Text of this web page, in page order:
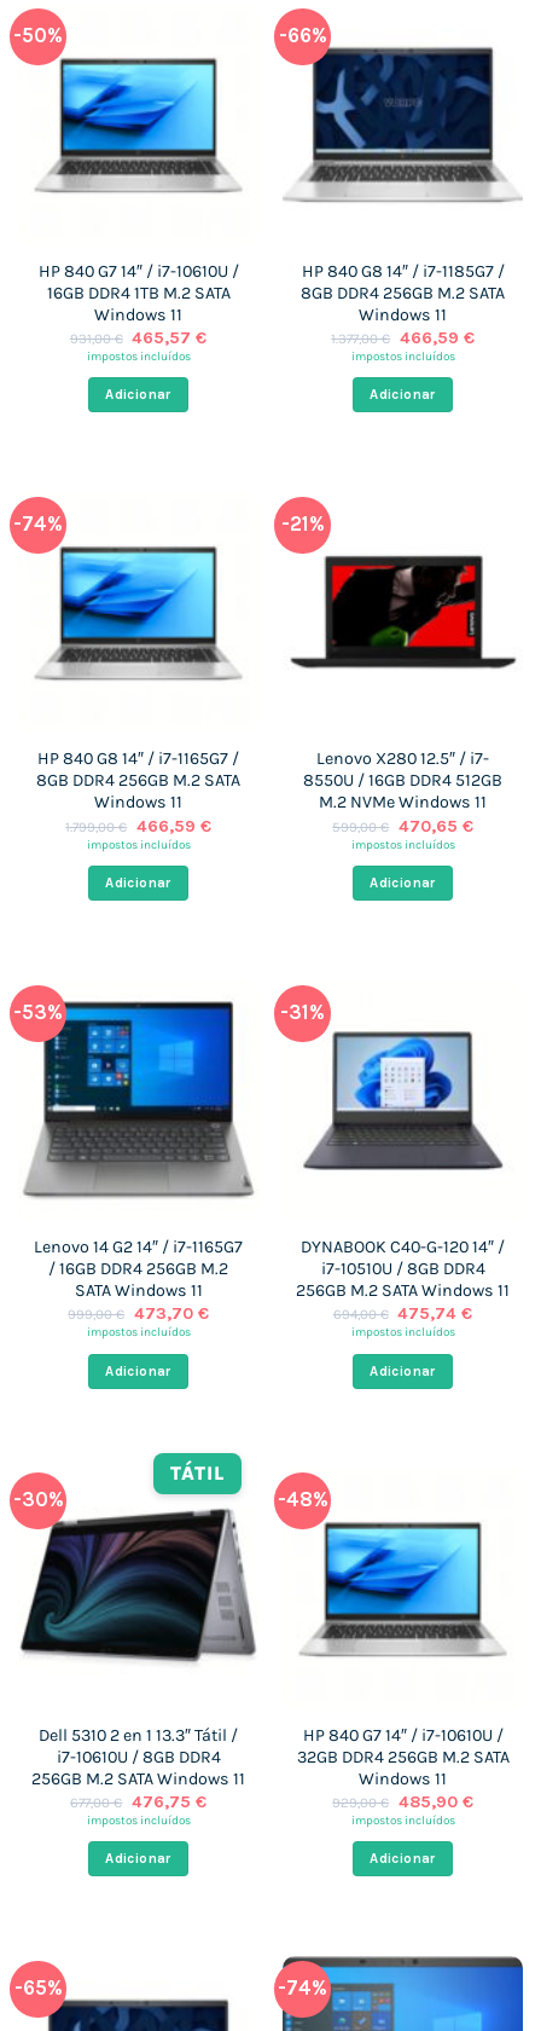
-50%
HP 840 G7 14″ / i7-10610U /
16GB DDR4 1TB M.2 SATA
Windows 11
931,00€ O
preço
era:
931,00 €.
465,57€O
impostos incluídos
Adicionar
-66%
HP 840 G8 14″ / i7-1185G7 /
8GB DDR4 256GB M.2 SATA
Windows 11
1.377,00€ O
preço
era:
1.377,00 €.
466,59 €O
impostos incluídos
Adicionar
-74%
HP 840 G8 14″ / i7-1165G7 /
8GB DDR4 256GB M.2 SATA
Windows 11
1.799,00€ O
preço
era:
1.799,00 €.
466,59 €O
impostos incluídos
Adicionar
-21%
Lenovo X280 12.5″ / i7-
8550U / 16GB DDR4 512GB
M.2 NVMe Windows 11
599,00€ O
preço
era:
599,00 €.
470,65 €O
impostos incluídos
Adicionar
-53%
Lenovo 14 G2 14″ / i7-1165G7
/ 16GB DDR4 256GB M.2
SATA Windows 11
999,00€ O
preço
era:
999,00 €.
473,70 €O
impostos incluídos
Adicionar
-31%
DYNABOOK C40-G-120 14″ /
i7-10510U / 8GB DDR4
256GB M.2 SATA Windows 11
694,00€ O
preço
era:
694,00 €.
475,74€O
impostos incluídos
Adicionar
-30%
TÁTIL
Dell 5310 2 en 1 13.3″ Tátil /
i7-10610U / 8GB DDR4
256GB M.2 SATA Windows 11
677,00€ O
preço
era:
677,00 €.
476,75 €O
impostos incluídos
Adicionar
-48%
HP 840 G7 14″ / i7-10610U /
32GB DDR4 256GB M.2 SATA
Windows 11
929,00€ O
preço
era:
929,00 €.
485,90 €O
impostos incluídos
Adicionar
-65% -74%